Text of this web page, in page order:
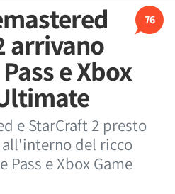
76
arrivano
e Xbox
e StarCraft 2 presto
del ricco
Pass e Xbox Game